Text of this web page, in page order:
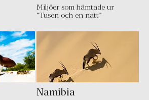
Miljöer som hämtade ur
”Tusen och en natt”
Namibia